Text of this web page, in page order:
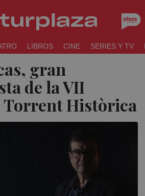
LIBROS CINE SERIES Y TV
gran
de la VII
Torrent Històrica